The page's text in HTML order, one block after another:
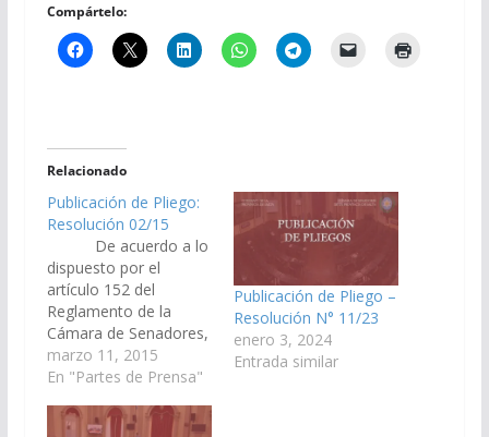
Compártelo:
Relacionado
Publicación de Pliego:
Resolución 02/15
De acuerdo a lo
dispuesto por el
artículo 152 del
Reglamento de la
Cámara de Senadores,
y a la Resolución de
Cámara N° 02/15, se
publicación el día 11 de
marzo 11, 2015
En "Partes de Prensa"
Publicación de Pliego –
Resolución N° 11/23
enero 3, 2024
Entrada similar